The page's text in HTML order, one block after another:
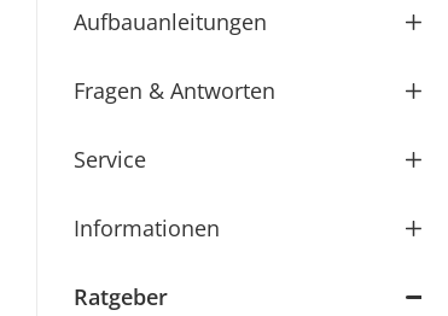
Aufbauanleitungen
Fragen & Antworten
Service
Informationen
Ratgeber